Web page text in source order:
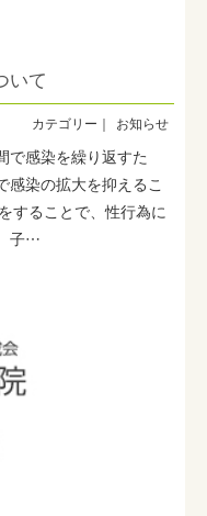
いて
お知らせ
で感染を繰り返すた
感染の拡大を抑えるこ
することで、性行為に
子…